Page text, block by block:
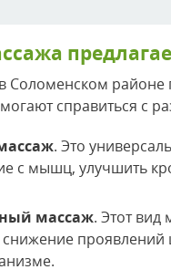
Соломенском
справиться с
. Это
с мышц, улучшить
массаж. Этот
снижение